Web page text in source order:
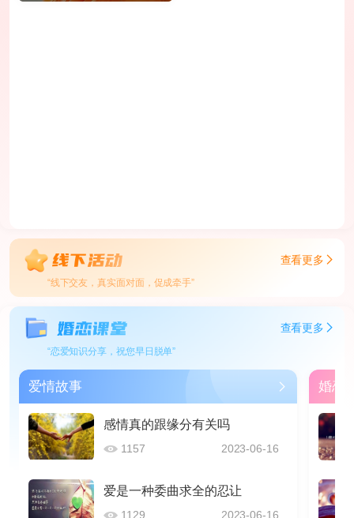
查看更多
“线下交友，真实面对面，促成牵手”
查看更多
“恋爱知识分享，祝您早日脱单”
爱情故事
感情真的跟缘分有关吗
1157 2023-06-16
爱是一种委曲求全的忍让
1129 2023-06-16
婚恋